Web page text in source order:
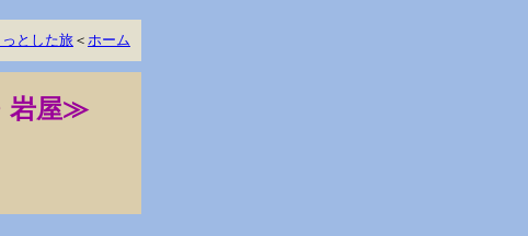
っとした旅 ＜ ホーム
岩屋≫